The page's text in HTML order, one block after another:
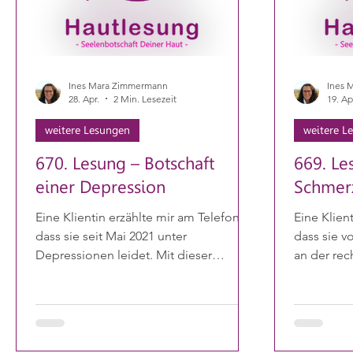
670. Lesung – Botschaft
einer Depression
Eine Klientin erzählte mir am Telefon,
dass sie seit Mai 2021 unter
Depressionen leidet. Mit dieser
Selbstwertgefühl. In mir stieg eine tiefe
Traurigkeit auf, die sich zunächst lösen
weitere Lesungen
Ines Mara Zimmermann
28. Apr.
2 Min. Lesezeit
669.
Eine
dass sie
an der
kann sie
bewegen
weitere
Ines
19.